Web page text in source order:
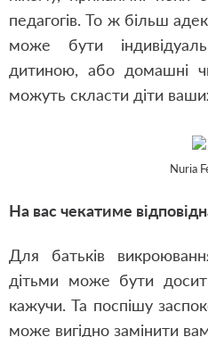
педагогів. То ж більш
може бути
дитиною, або домашні
можуть скласти діти
Nuria
На вас чекатиме
Для батьків
дітьми може бути
кажучи. Та поспішу
може вигідно замінити